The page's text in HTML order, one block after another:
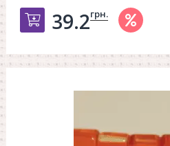
Добавить в корзину
39.2грн.